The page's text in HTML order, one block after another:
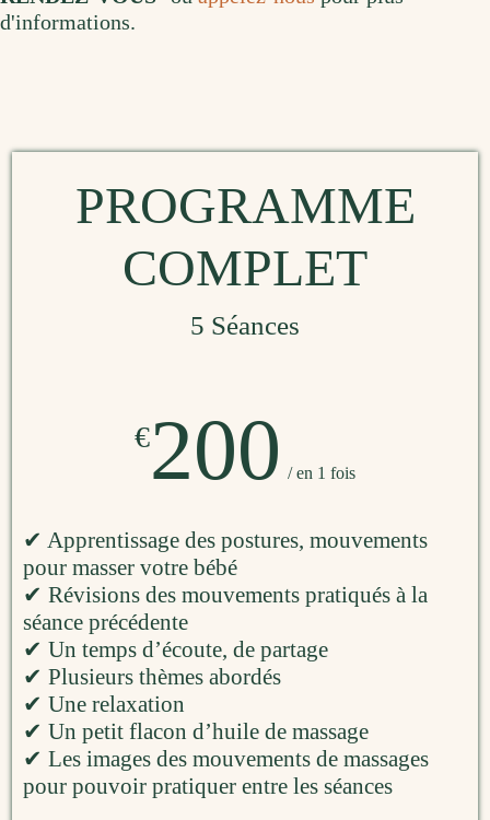
d'informations.
PROGRAMME
COMPLET
5 Séances
✔ Apprentissage des postures, mouvements
pour masser votre bébé
✔ Révisions des mouvements pratiqués à la
séance précédente
✔ Un temps d’écoute, de partage
✔ Plusieurs thèmes abordés
✔ Une relaxation
✔ Un petit flacon d’huile de massage
✔ Les images des mouvements de massages
pour pouvoir pratiquer entre les séances
€200 / en 1 fois